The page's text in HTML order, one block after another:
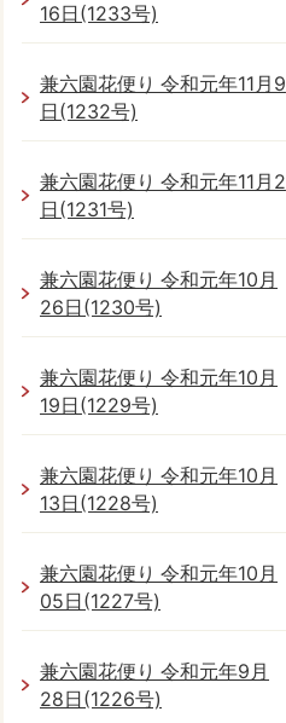
16日(1233号)
兼六園花便り 令和元年11月9
日(1232号)
兼六園花便り 令和元年11月2
日(1231号)
兼六園花便り 令和元年10月
26日(1230号)
兼六園花便り 令和元年10月
19日(1229号)
兼六園花便り 令和元年10月
13日(1228号)
兼六園花便り 令和元年10月
05日(1227号)
兼六園花便り 令和元年9月
28日(1226号)